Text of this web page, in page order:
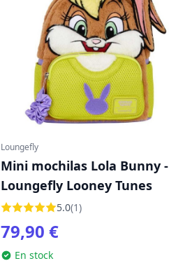
Loungefly
Mini mochilas Lola Bunny -
Loungefly Looney Tunes
5.0(1)
79,90 €
En stock